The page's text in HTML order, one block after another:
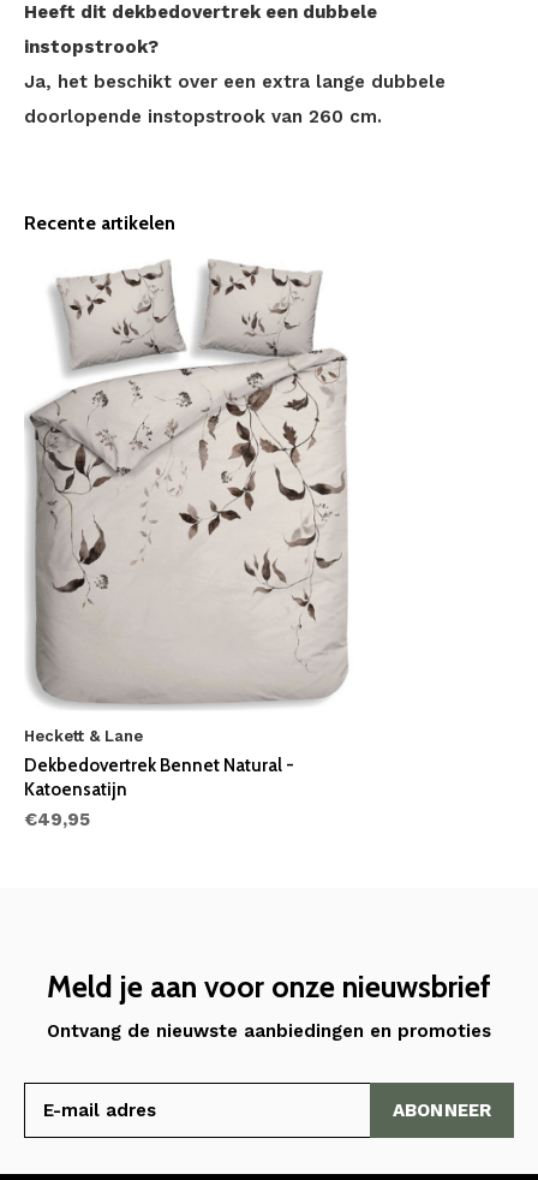
Heeft dit dekbedovertrek een dubbele
instopstrook?
Ja, het beschikt over een extra lange dubbele
doorlopende instopstrook van 260 cm.
Recente artikelen
Heckett & Lane
Dekbedovertrek Bennet Natural -
Katoensatijn
€49,95
Meld je aan voor onze nieuwsbrief
Ontvang de nieuwste aanbiedingen en promoties
ABONNEER